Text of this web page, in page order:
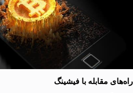
راه‌های مقابله با فیشینگ